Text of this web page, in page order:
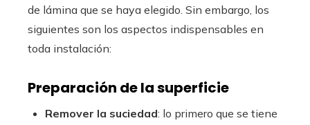
de lámina que se haya elegido. Sin embargo, los
siguientes son los aspectos indispensables en
toda instalación:
Preparación de la superficie
Remover la suciedad: lo primero que se tiene